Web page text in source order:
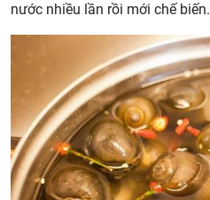
nước nhiều lần rồi mới chế biến.